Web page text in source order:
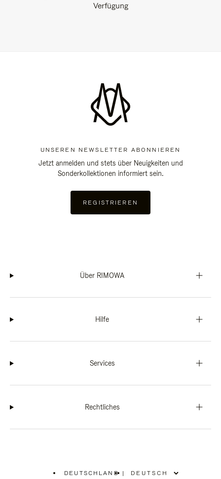
Verfügung
UNSEREN NEWSLETTER ABONNIEREN
Jetzt anmelden und stets über Neuigkeiten und
Sonderkollektionen informiert sein.
REGISTRIEREN
Über RIMOWA
Hilfe
Services
Rechtliches
DEUTSCHLAND |